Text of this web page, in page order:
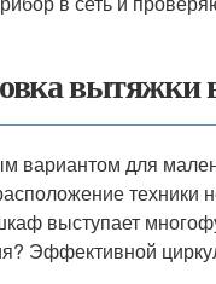
вариантом для
техники
выступает
Эффективной